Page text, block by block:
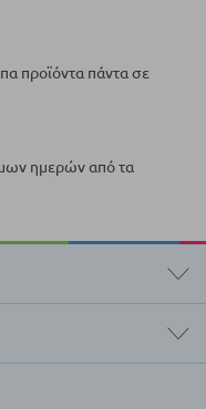
προϊόντα πάντα σε
ημερών από τα